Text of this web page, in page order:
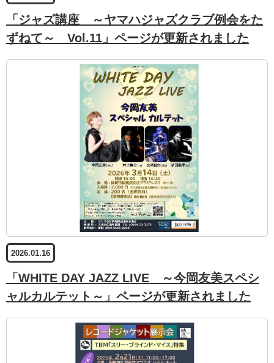
「ジャズ講座 ～ヤマハジャズクラブ例会をた
ずねて～ Vol.11」ページが更新されました
2026.01.16
「WHITE DAY JAZZ LIVE ～今岡友美スペシ
ャルカルテット～」ページが更新されました